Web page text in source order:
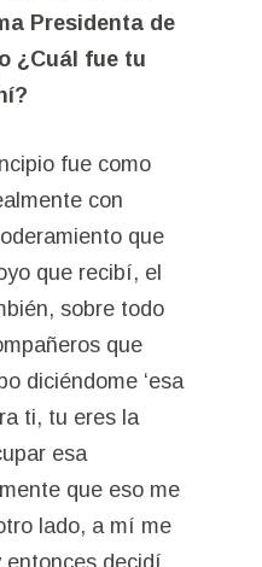
Presidenta de
¿Cuál fue tu
fue como
con
que
que recibí, el
sobre todo
que
diciéndome ‘esa
ti, tu eres la
esa
que eso me
lado, a mí me
entonces decidí